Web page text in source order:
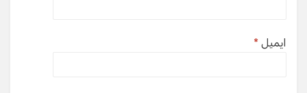
ایمیل *